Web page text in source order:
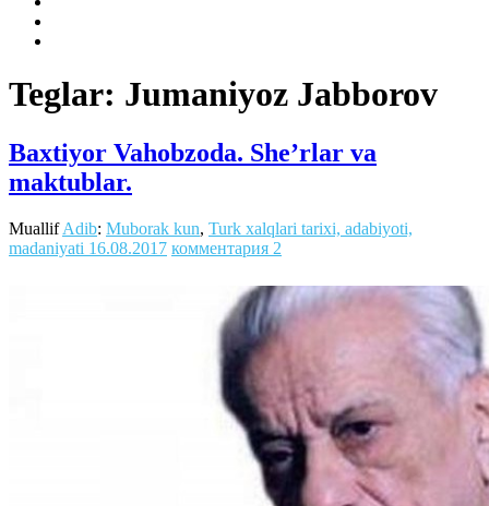
Teglar: Jumaniyoz Jabborov
Baxtiyor Vahobzoda. She’rlar va
maktublar.
MuallifAdib: Muborak kun, Turk xalqlari tarixi, adabiyoti,
madaniyati 16.08.2017 комментария 2